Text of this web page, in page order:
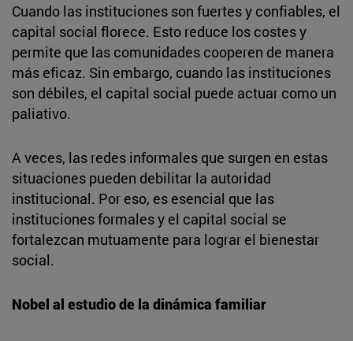
Cuando las instituciones son fuertes y confiables, el
capital social florece. Esto reduce los costes y
permite que las comunidades cooperen de manera
más eficaz. Sin embargo, cuando las instituciones
son débiles, el capital social puede actuar como un
paliativo.
A veces, las redes informales que surgen en estas
situaciones pueden debilitar la autoridad
institucional. Por eso, es esencial que las
instituciones formales y el capital social se
fortalezcan mutuamente para lograr el bienestar
social.
Nobel al estudio de la dinámica familiar